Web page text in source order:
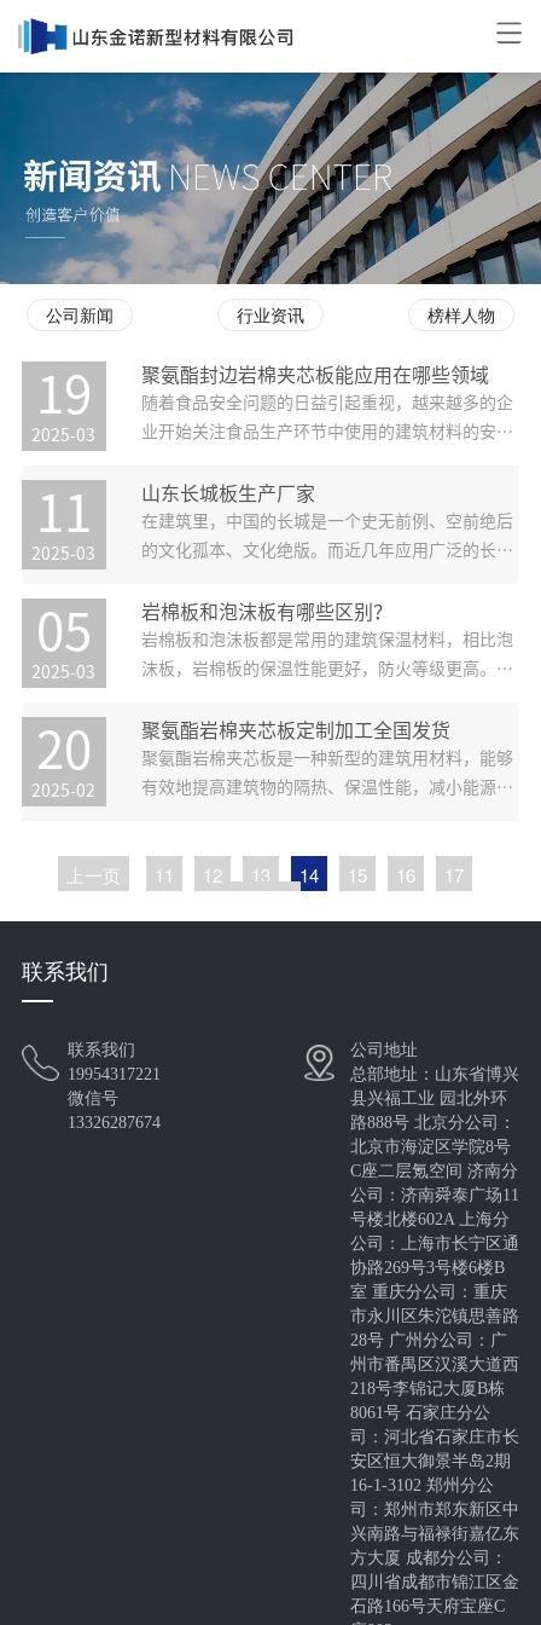
公司新闻 行业资讯 榜样人物
19
2025-03
聚氨酯封边岩棉夹芯板能应用在哪些领域
随着食品安全问题的日益引起重视，越来越多的企
业开始关注食品生产环节中使用的建筑材料的安全
个安全、环保的建筑材料，逐渐受到食品领域的关
注和应用。 聚氨酯封边岩棉夹芯板是以聚氨酯为夹
芯材料，岩棉为填充材料的复合
11
2025-03
山东长城板生产厂家
在建筑里，中国的长城是一个史无前例、空前绝后
的文化孤本、文化绝版。而近几年应用广泛的长城
板。宏鑫源长城板根据使用环境和性能要求不同，
可以选择不同的面材材料和芯材。面板可以用钢、
不锈钢、铝、钛锌板等等，也可以
05
2025-03
岩棉板和泡沫板有哪些区别？
岩棉板和泡沫板都是常用的建筑保温材料，相比泡
沫板，岩棉板的保温性能更好，防火等级更高。岩
但是岩棉板的价格会比泡沫板贵一些。一、泡沫板
和岩棉板的区别1、材料不同泡沫板是一种由聚苯
乙烯等原材料经加热加工而成的轻
20
2025-02
聚氨酯岩棉夹芯板定制加工全国发货
聚氨酯岩棉夹芯板是一种新型的建筑用材料，能够
有效地提高建筑物的隔热、保温性能，减小能源消
新研发中积累了丰富的经验，成为业内的佼佼者。
上一页 11 12 13 14 15 16
17
下一页
联系我们
联系我们
19954317221
微信号
13326287674
公司地址
总部地址：山东省博兴
县兴福工业 园北外环
路888号 北京分公司：
北京市海淀区学院8号
C座二层氪空间 济南分
公司：济南舜泰广场11
号楼北楼602A 上海分
公司：上海市长宁区通
协路269号3号楼6楼B
室 重庆分公司：重庆
市永川区朱沱镇思善路
28号 广州分公司：广
州市番禺区汉溪大道西
218号李锦记大厦B栋
8061号 石家庄分公
司：河北省石家庄市长
安区恒大御景半岛2期
16-1-3102 郑州分公
司：郑州市郑东新区中
兴南路与福禄街嘉亿东
方大厦 成都分公司：
四川省成都市锦江区金
石路166号天府宝座C